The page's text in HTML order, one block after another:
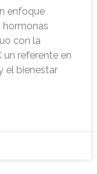
enfoque
hormonas
con la
un referente en
el bienestar